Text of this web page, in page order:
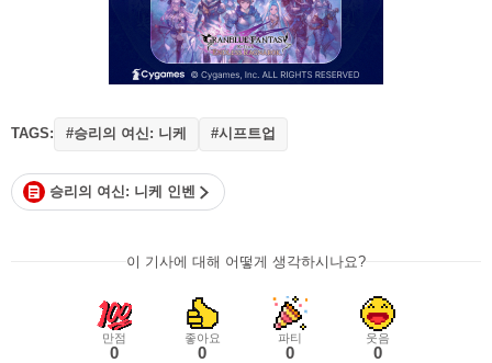
TAGS: #승리의 여신: 니케 #시프트업
승리의 여신: 니케 인벤
이 기사에 대해 어떻게 생각하시나요?
만점
0
좋아요
0
파티
0
웃음
0